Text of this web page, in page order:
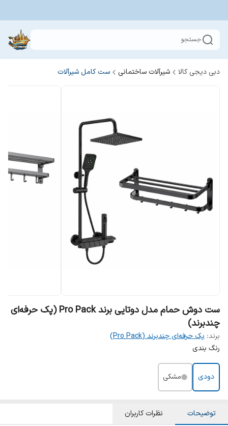
جستجو
دبی دیجی کالا شیرآلات ساختمانی ست کامل شیرآلات
ست دوش حمام مدل دوتایی برند Pro Pack (پک حرفه‌ای
چندبرند)
برند: پک حرفه‌ای چندبرند (Pro Pack)
رنگ بندی
دودی مشکی
توضیحات نظرات کاربران